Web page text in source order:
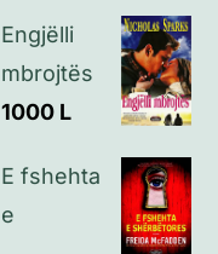
Engjëlli
mbrojtës
1000 L
E fshehta
e